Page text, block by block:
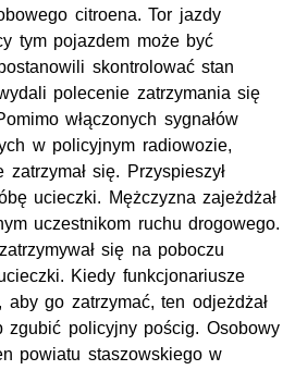
citroena. Tor jazdy
tym pojazdem może być
skontrolować stan
polecenie zatrzymania się
włączonych sygnałów
w policyjnym radiowozie,
się. Przyspieszył
ucieczki. Mężczyzna zajeżdżał
uczestnikom ruchu drogowego.
się na poboczu
Kiedy funkcjonariusze
go zatrzymać, ten odjeżdżał
zgubić policyjny pościg. Osobowy
powiatu staszowskiego w